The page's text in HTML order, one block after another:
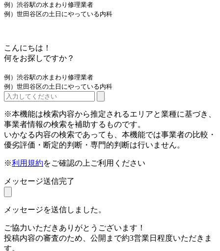
例）渋谷駅の水まわり修理業者
例）世田谷区の土日にやっている内科
こんにちは！
何をお探しですか？
例）渋谷駅の水まわり修理業者
例）世田谷区の土日にやっている内科
※本機能は検索内容から推定されるエリアと業種に基づき、
事業者情報の検索を補助するものです。
いかなる内容の検索であっても、本機能では事業者の比較・
優劣評価・断定的判断・専門的判断は行いません。
※利用規約をご確認の上ご利用ください
メッセージ送信完了
メッセージを送信しました。
ご協力いただきありがとうございます！
投稿内容の審査のため、公開まで約3営業日程度いただきま
す。